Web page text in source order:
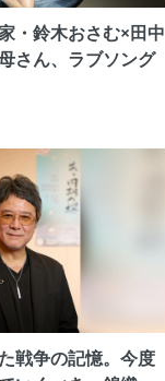
・鈴木おさむ×田中
さん、ラブソング
戦争の記憶。今度